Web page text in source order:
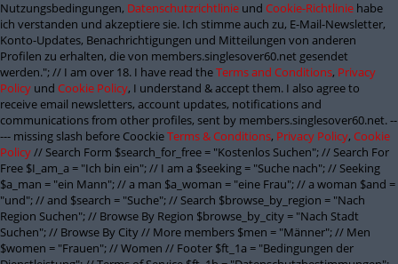
Nutzungsbedingungen, Datenschutzrichtlinie und Cookie-Richtlinie habe
ich verstanden und akzeptiere sie. Ich stimme auch zu, E-Mail-Newsletter,
Konto-Updates, Benachrichtigungen und Mitteilungen von anderen
Profilen zu erhalten, die von members.singlesover60.net gesendet
werden."; // I am over 18. I have read theTerms and Conditions, Privacy
Policy und Cookie Policy, I understand & accept them. I also agree to
receive email newsletters, account updates, notifications and
communications from other profiles, sent by members.singlesover60.net. --
--- missing slash before CoockieTerms & Conditions, Privacy Policy, Cookie
Policy// Search Form $search_for_free = "Kostenlos Suchen"; // Search For
Free $I_am_a = "Ich bin ein"; // I am a $seeking = "Suche nach"; // Seeking
$a_man = "ein Mann"; // a man $a_woman = "eine Frau"; // a woman $and =
"und"; // and $search = "Suche"; // Search $browse_by_region = "Nach
Region Suchen"; // Browse By Region $browse_by_city = "Nach Stadt
Suchen"; // Browse By City // More members $men = "Männer"; // Men
$women = "Frauen"; // Women // Footer $ft_1a = "Bedingungen der